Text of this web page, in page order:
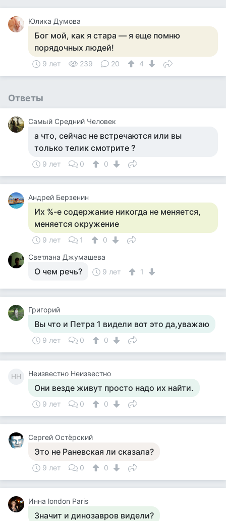
Юлика Думова
Бог мой, как я стара — я еще помню
порядочных людей!
9 лет 239 20 4
Ответы
Самый Средний Человек
а что, сейчас не встречаются или вы
только телик смотрите ?
9 лет 0 0
Андрей Берзенин
Их %-е содержание никогда не меняется,
меняется окружение
9 лет 1
0
Светлана Джумашева
О чем речь? 9 лет 1
Григорий
Вы что и Петра 1 видели вот это да,уважаю
9 лет 0 0
НН Неизвестно Неизвестно
Они везде живут просто надо их найти.
9 лет 0 0
Сергей Остёрский
Это не Раневская ли сказала?
9 лет 0 0
Инна london Paris
Значит и динозавров видели?